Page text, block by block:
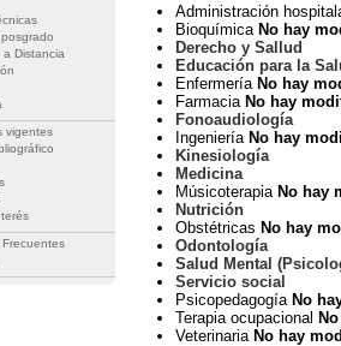
Distancia
vigentes
Administración
Bioquímica No hay
Derecho y Sallud
Educación para la
Enfermería No hay
Farmacia No hay
Fonoaudiología
Ingeniería No hay
Kinesiología
Medicina
Músicoterapia No hay
Nutrición
Obstétricas No hay
Odontología
Salud Mental
Servicio social
Psicopedagogía No
Terapia ocupacional
Veterinaria No hay